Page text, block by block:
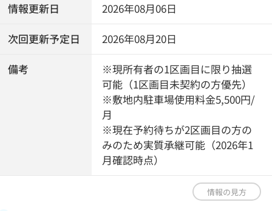
情報更新日 2026年08月06日
次回更新予定日 2026年08月20日
備考
※現所有者の1区画目に限り抽選
可能（1区画目未契約の方優先）
※敷地内駐車場使用料金5,500円/
月
※現在予約待ちが2区画目の方の
みのため実質承継可能（2026年1
月確認時点）
情報の見方